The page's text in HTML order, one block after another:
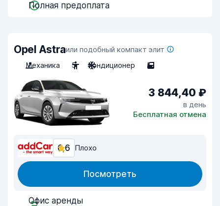
Полная предоплата
Opel Astraили подобный компакт элит
Механика
5 Кондиционер 5
3 844,40 ₽
в день
Бесплатная отмена
6,6 Плохо
Посмотреть
Офис аренды